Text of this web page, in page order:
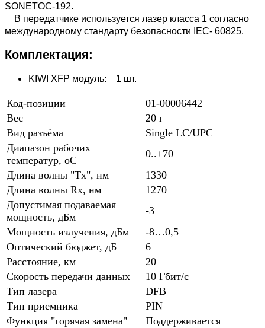
SONETOC-192.
В передатчике используется лазер класса 1 согласно
международному стандарту безопасности IEC- 60825.
Комплектация:
KIWI XFP модуль: 1 шт.
Код-позиции
01-00006442
Вес
20 г
Вид разъёма
Single LC/UPC
Диапазон рабочих
температур, oC
0..+70
Длина волны "Tx", нм
1330
Длина волны Rx, нм
1270
Допустимая подаваемая
мощность, дБм
-3
Мощность излучения, дБм
-8…0,5
Оптический бюджет, дБ
6
Расстояние, км
20
Скорость передачи данных
10 Гбит/с
Тип лазера
DFB
Тип приемника
PIN
Функция "горячая замена"
Поддерживается